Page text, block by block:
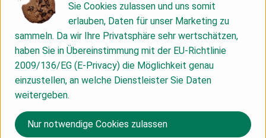
✓ Deutscher Qualitätswein
✓ Wein aus ökologischem Anbau (DE-ÖKO-022)
✓ Rebsorte: Scheurebe
✓ Jahrgang 2023
✓ Bereich Meissen, Sachsen
✓ 750 ml Flasche
✓ Alk. 12,5 % vol.
✓ Restzucker 8,4 g/l, Gesamtsäure 6,8 g/l
✓ Abfüller: Martin Biedermann und Dirk Dobiéy GbR =
Sie Cookies zulassen und uns somit
erlauben, Daten für unser Marketing zu
sammeln. Da wir Ihre Privatsphäre sehr wertschätzen,
haben Sie in Übereinstimmung mit der EU-Richtlinie
2009/136/EG (E-Privacy) die Möglichkeit genau
einzustellen, an welche Dienstleister Sie Daten
weitergeben.
Nur notwendige Cookies zulassen